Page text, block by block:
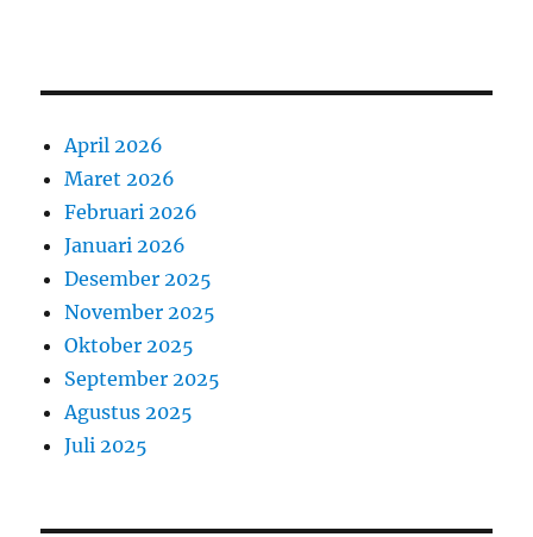
April 2026
Maret 2026
Februari 2026
Januari 2026
Desember 2025
November 2025
Oktober 2025
September 2025
Agustus 2025
Juli 2025